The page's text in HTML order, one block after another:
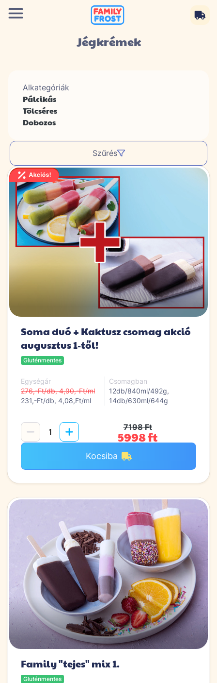
Jégkrémek
Alkategóriák
Pálcikás
Tölcséres
Dobozos
Szűrés
Soma duó + Kaktusz csomag akció
augusztus 1-től!
Gluténmentes
Egységár
276,-Ft/db, 4,90,-Ft/ml
231,-Ft/db, 4,08,Ft/ml
Csomagban
12db/840ml/492g,
14db/630ml/644g
7198 Ft
5998 ft
Kocsiba
Family "tejes" mix 1.
Gluténmentes